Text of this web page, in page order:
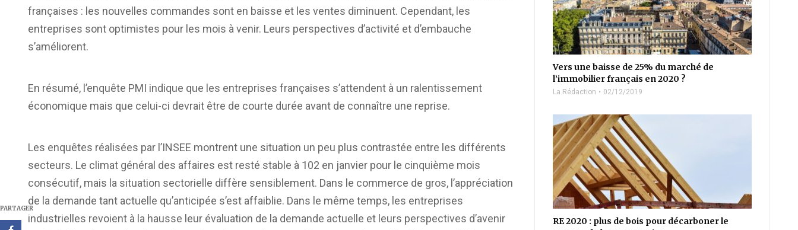
PARTAGER
françaises : les nouvelles commandes sont en baisse et les ventes diminuent. Cependant, les
entreprises sont optimistes pour les mois à venir. Leurs perspectives d’activité et d’embauche
s’améliorent.
En résumé, l’enquête PMI indique que les entreprises françaises s’attendent à un ralentissement
économique mais que celui-ci devrait être de courte durée avant de connaître une reprise.
Les enquêtes réalisées par l’INSEE montrent une situation un peu plus contrastée entre les différents
secteurs. Le climat général des affaires est resté stable à 102 en janvier pour le cinquième mois
consécutif, mais la situation sectorielle diffère sensiblement. Dans le commerce de gros, l’appréciation
de la demande tant actuelle qu’anticipée s’est affaiblie. Dans le même temps, les entreprises
industrielles revoient à la hausse leur évaluation de la demande actuelle et leurs perspectives d’avenir
Vers une baisse de 25% du marché de
l’immobilier français en 2020 ?
La Rédaction 02/12/2019
RE 2020 : plus de bois pour décarboner le